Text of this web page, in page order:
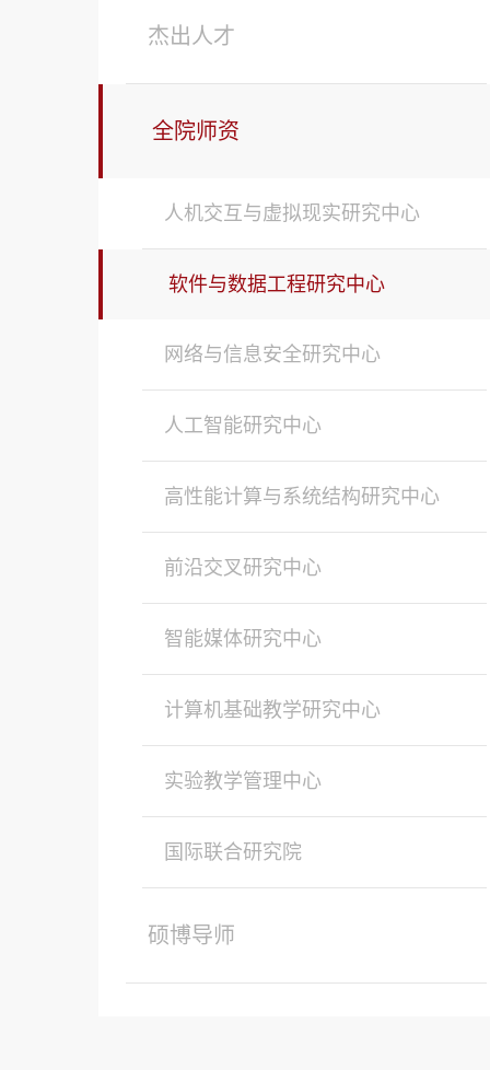
杰出人才
全院师资
人机交互与虚拟现实研究中心
软件与数据工程研究中心
网络与信息安全研究中心
人工智能研究中心
高性能计算与系统结构研究中心
前沿交叉研究中心
智能媒体研究中心
计算机基础教学研究中心
实验教学管理中心
国际联合研究院
硕博导师